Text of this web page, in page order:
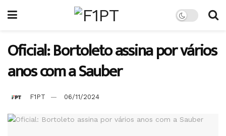
Oficial: Bortoleto assina por vários
anos com a Sauber
F1PT 06/11/2024